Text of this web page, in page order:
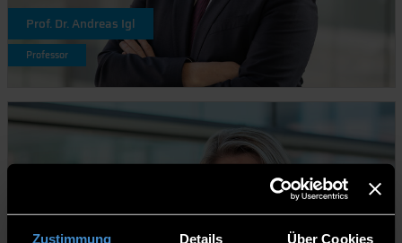
Zustimmung Details Über Cookies
Prof. Dr. Andreas Igl
Professor